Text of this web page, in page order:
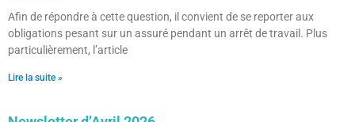
Afin de répondre à cette question, il convient de se reporter aux
obligations pesant sur un assuré pendant un arrêt de travail. Plus
particulièrement, l’article
Lire la suite »